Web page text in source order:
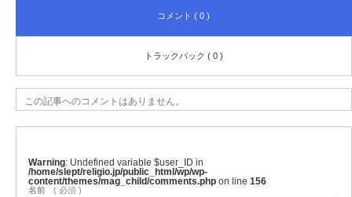
コメント ( 0 )
トラックバック ( 0 )
この記事へのコメントはありません。
Warning : Undefined variable $user_ID in
/home/slept/religio.jp/public_html/wp/wp-
content/themes/mag_child/comments.php on line 156
名前 ( 必須 )